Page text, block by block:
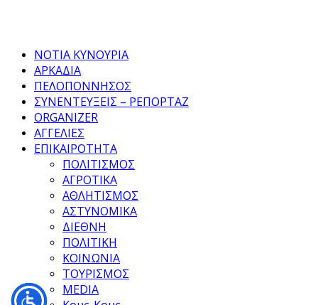
ΝΟΤΙΑ ΚΥΝΟΥΡΙΑ
ΑΡΚΑΔΙΑ
ΠΕΛΟΠΟΝΝΗΣΟΣ
ΣΥΝΕΝΤΕΥΞΕΙΣ – ΡΕΠΟΡΤΑΖ
ORGANIZER
ΑΓΓΕΛΙΕΣ
ΕΠΙΚΑΙΡΟΤΗΤΑ
ΠΟΛΙΤΙΣΜΟΣ
ΑΓΡΟΤΙΚΑ
ΑΘΛΗΤΙΣΜΟΣ
ΑΣΤΥΝΟΜΙΚΑ
ΔΙΕΘΝΗ
ΠΟΛΙΤΙΚΗ
ΚΟΙΝΩΝΙΑ
ΤΟΥΡΙΣΜΟΣ
MEDIA